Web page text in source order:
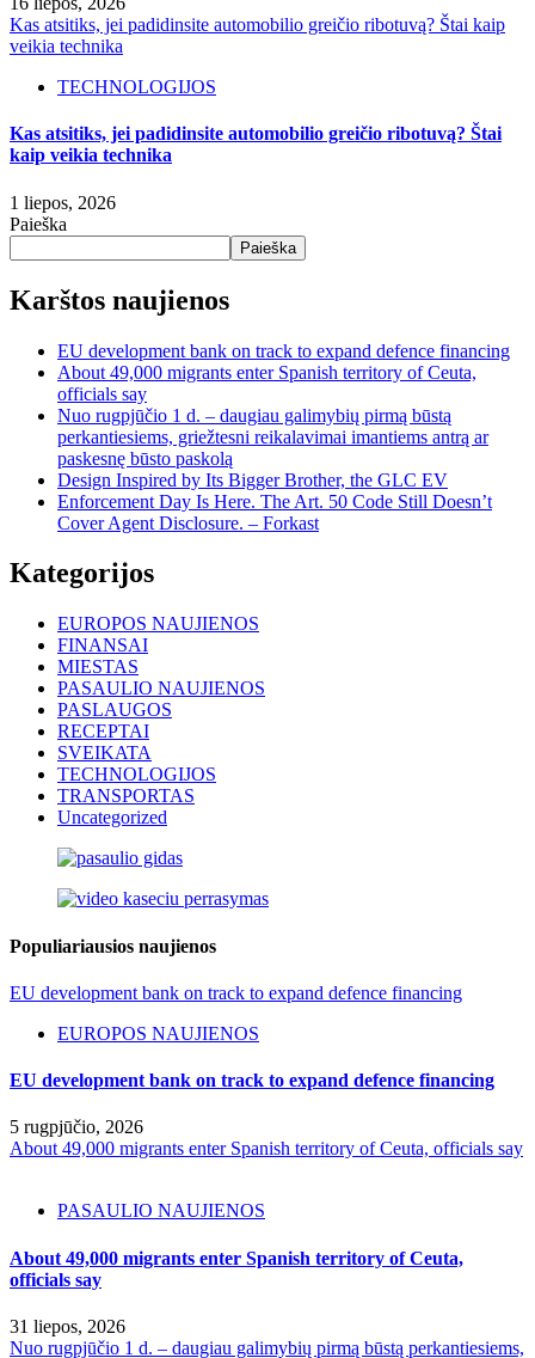
Kas atsitiks, jei padidinsite automobilio greičio ribotuvą? Štai kaip
veikia technika
TECHNOLOGIJOS
Kas atsitiks, jei padidinsite automobilio greičio ribotuvą? Štai
kaip veikia technika
1 liepos, 2026
Paieška
Paieška
Karštos naujienos
EU development bank on track to expand defence financing
About 49,000 migrants enter Spanish territory of Ceuta,
officials say
Nuo rugpjūčio 1 d. – daugiau galimybių pirmą būstą
perkantiesiems, griežtesni reikalavimai imantiems antrą ar
paskesnę būsto paskolą
Design Inspired by Its Bigger Brother, the GLC EV
Enforcement Day Is Here. The Art. 50 Code Still Doesn’t
Cover Agent Disclosure. – Forkast
Kategorijos
EUROPOS NAUJIENOS
FINANSAI
MIESTAS
PASAULIO NAUJIENOS
PASLAUGOS
RECEPTAI
SVEIKATA
TECHNOLOGIJOS
TRANSPORTAS
Uncategorized
Populiariausios naujienos
EU development bank on track to expand defence financing
EUROPOS NAUJIENOS
EU development bank on track to expand defence financing
5 rugpjūčio, 2026
About 49,000 migrants enter Spanish territory of Ceuta, officials say
PASAULIO NAUJIENOS
About 49,000 migrants enter Spanish territory of Ceuta,
officials say
31 liepos, 2026
Nuo rugpjūčio 1 d. – daugiau galimybių pirmą būstą perkantiesiems,